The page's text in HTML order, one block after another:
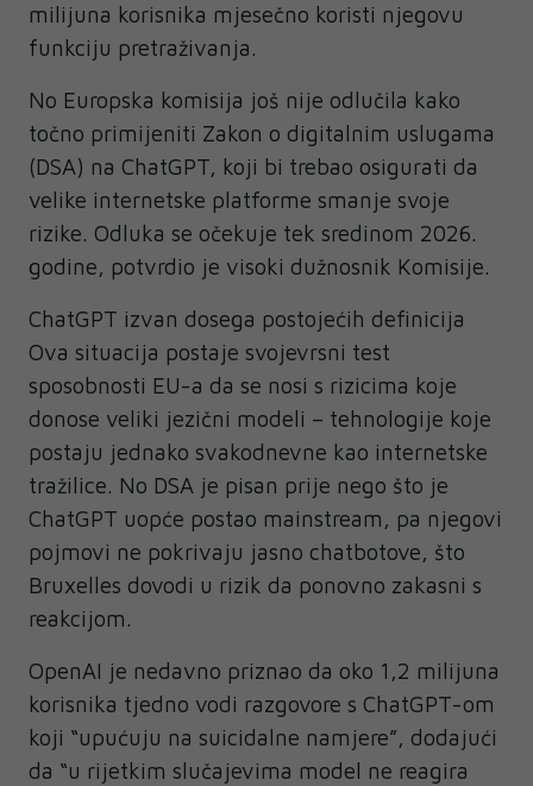
milijuna korisnika mjesečno koristi njegovu
funkciju pretraživanja.
No Europska komisija još nije odlučila kako
točno primijeniti Zakon o digitalnim uslugama
(DSA) na ChatGPT, koji bi trebao osigurati da
velike internetske platforme smanje svoje
rizike. Odluka se očekuje tek sredinom 2026.
godine, potvrdio je visoki dužnosnik Komisije.
ChatGPT izvan dosega postojećih definicija
Ova situacija postaje svojevrsni test
sposobnosti EU-a da se nosi s rizicima koje
donose veliki jezični modeli – tehnologije koje
postaju jednako svakodnevne kao internetske
tražilice. No DSA je pisan prije nego što je
ChatGPT uopće postao mainstream, pa njegovi
pojmovi ne pokrivaju jasno chatbotove, što
Bruxelles dovodi u rizik da ponovno zakasni s
reakcijom.
OpenAI je nedavno priznao da oko 1,2 milijuna
korisnika tjedno vodi razgovore s ChatGPT-om
koji “upućuju na suicidalne namjere”, dodajući
da “u rijetkim slučajevima model ne reagira